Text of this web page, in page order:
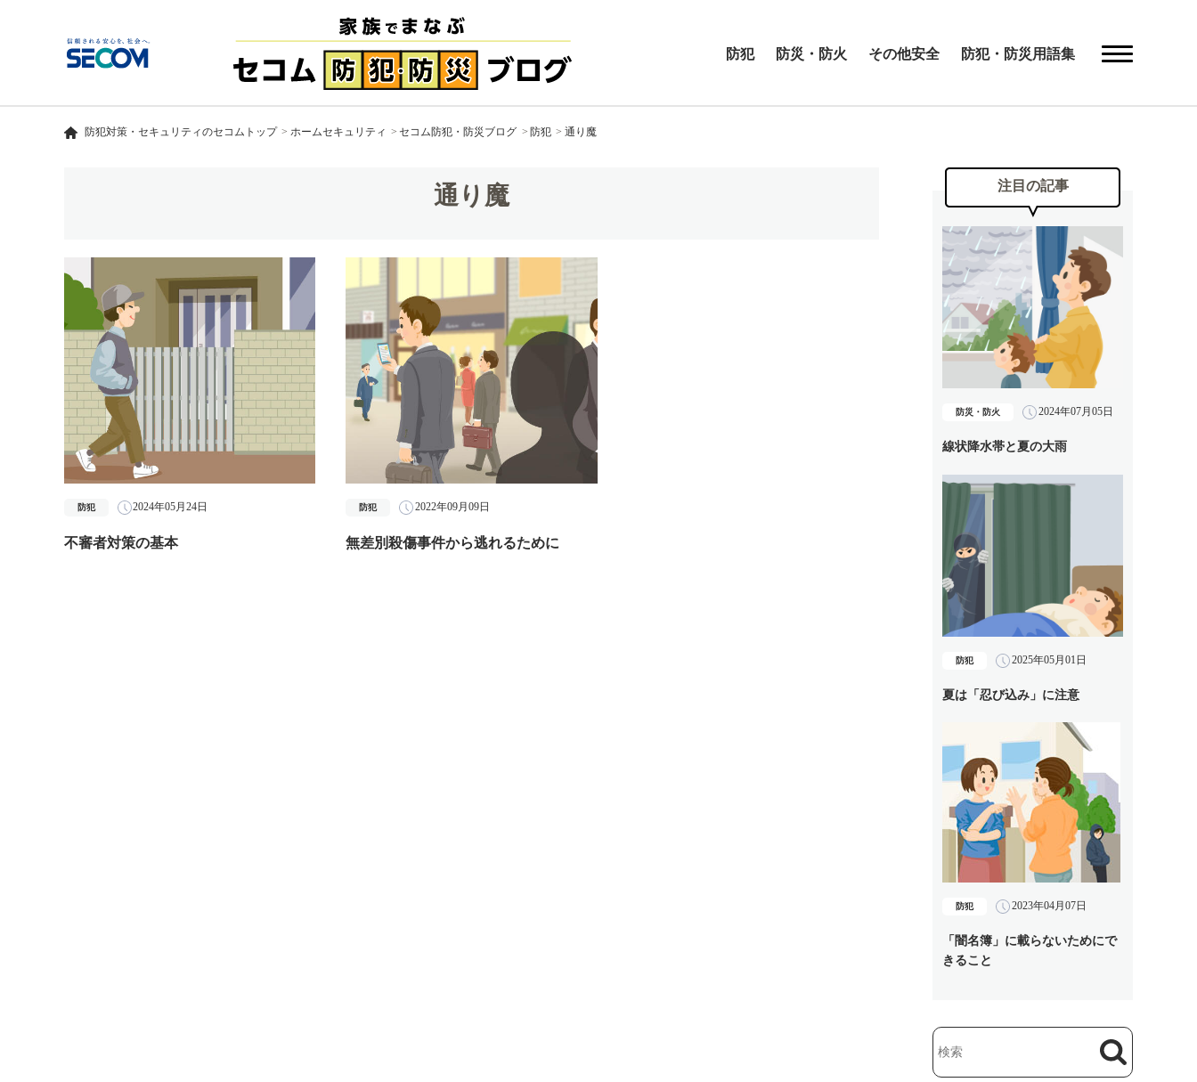
防犯 防災・防火 その他安全 防犯・防災用語集
防犯対策・セキュリティのセコムトップ ホームセキュリティ セコム防犯・防災ブログ 防犯 通り魔
通り魔
防犯 2024年05月24日
不審者対策の基本
防犯 2022年09月09日
無差別殺傷事件から逃れるために
注目の記事
防災・防火 2024年07月05日
線状降水帯と夏の大雨
防犯 2025年05月01日
夏は「忍び込み」に注意
防犯 2023年04月07日
「闇名簿」に載らないためにで
きること
検索キーワード入力
検索